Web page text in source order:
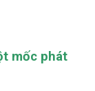
mốc phát